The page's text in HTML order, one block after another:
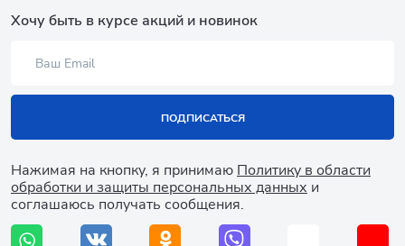
Хочу быть в курсе акций и новинок
ПОДПИСАТЬСЯ
Нажимая на кнопку, я принимаю Политику в области
обработки и защиты персональных данных и
соглашаюсь получать сообщения.